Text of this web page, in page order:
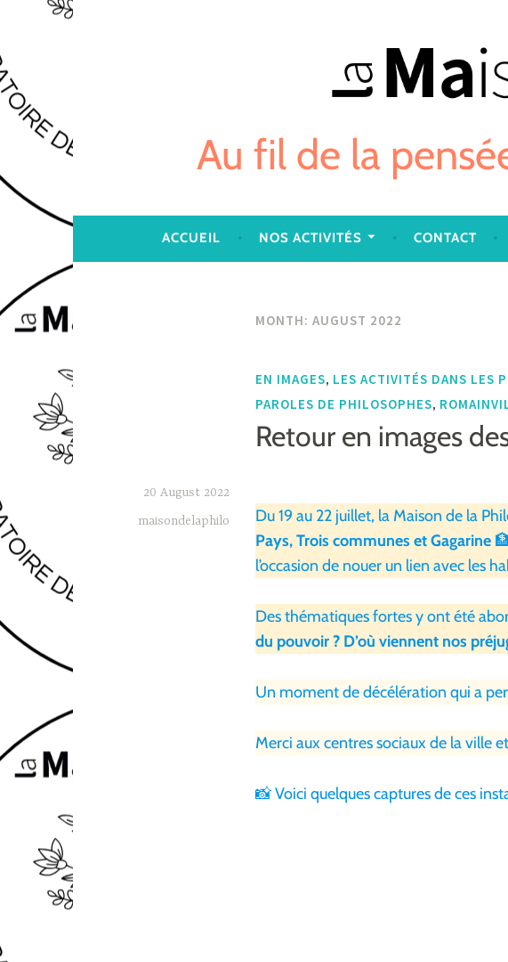
Skip
Au fil de la
ACCUEIL NOS ACTIVITÉS CONTACT
MONTH: AUGUST 2022
EN IMAGES, LES ACTIVITÉS DANS LES
PAROLES DE PHILOSOPHES,
Retour en images
20 August 2022
maisondelaphilo
Du 19 au 22 juillet, la Maison de la
Pays, Trois communes et Gagarine
l’occasion de nouer un lien avec les
Des thématiques fortes y ont été
du pouvoir ? D’où viennent nos
Un moment de décélération qui a
Merci aux centres sociaux de la ville
📸 Voici quelques captures de ces